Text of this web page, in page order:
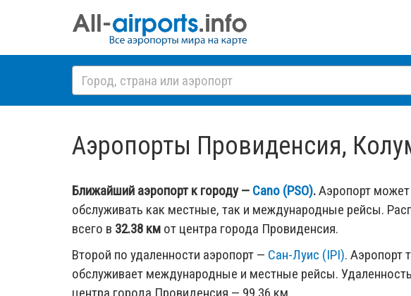
Аэропорты Провиденсия,
Ближайший аэропорт к городу — Cano (PSO).Аэропорт может
обслуживать как местные, так и международные рейсы.
всего в 32.38 км от центра города Провиденсия.
Второй по удаленности аэропорт — Сан-Луис (IPI). Аэропорт
обслуживает международные и местные рейсы.